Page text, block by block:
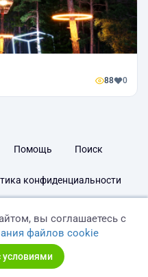
88 0
Помощь Поиск
конфиденциальности
вы соглашаетесь с
файлов cookie
условиями